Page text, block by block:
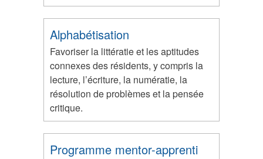
Alphabétisation
Favoriser la littératie et les aptitudes
connexes des résidents, y compris la
lecture, l’écriture, la numératie, la
résolution de problèmes et la pensée
critique.
Programme mentor-apprenti